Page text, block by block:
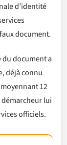
d’identité
document.
document a
déjà connu
12
démarcheur lui
officiels.